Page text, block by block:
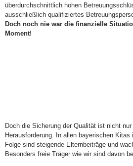
überdurchschnittlich hohen
ausschließlich qualifiziertes
Doch noch nie war die finanzielle
Moment!
Doch die Sicherung der Qualität ist nicht
Herausforderung. In allen bayerischen
Folge sind steigende Elternbeiträge und
Besonders freie Träger wie wir sind davon